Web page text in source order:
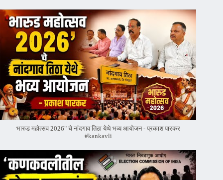
भारुड महोत्सव 2026" चे नांदगाव तिठा येथे भव्य आयोजन - प्रकाश पारकर
#kankavli